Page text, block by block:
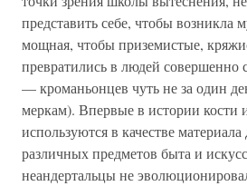
представить себе, чтобы возникла
мощная, чтобы приземистые,
превратились в людей совершенно
— кроманьонцев чуть не за один
меркам). Впервые в истории кости
используются в качестве
различных предметов быта и
неандертальцы не